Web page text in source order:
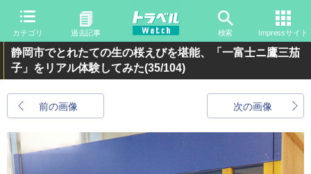
カテゴリ 過去記事 検索 Impressサイト
静岡市でとれたての生の桜えびを堪能、「一富士ニ鷹三茄
子」をリアル体験してみた(35/104)
前の画像 次の画像